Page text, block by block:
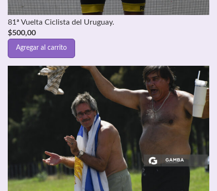
81ª Vuelta Ciclista del Uruguay.
$500,00
Agregar al carrito